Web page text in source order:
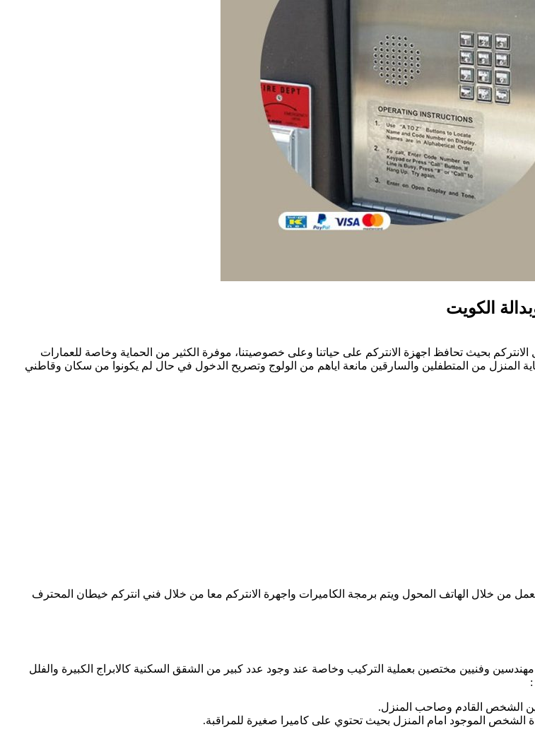
بحيث تحافظ اجهزة الانتركم على حياتنا وعلى خصوصيتنا، موفرة الكثير من الحماية وخاصة للعمارات
المنزل من المتطفلين والسارقين مانعة اياهم من الولوج وتصريح الدخول في حال لم يكونوا من سكان وقاطني
من خلال الهاتف المحول ويتم برمجة الكاميرات واجهرة الانتركم معا من خلال فني انتركم خيطان المحترف
وفنيين مختصين بعملية التركيب وخاصة عند وجود عدد كبير من الشقق السكنية كالابراج الكبيرة والفلل
بين الشخص القادم وصاحب المنزل.
الشخص الموجود امام المنزل بحيث تحتوي على كاميرا صغيرة للمراقبة.